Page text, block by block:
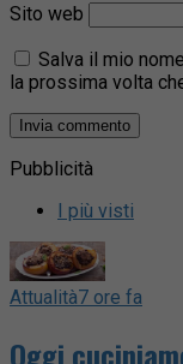
Sito web
Salva il mio
la prossima volta
Pubblicità
I più visti
Attualità7 ore fa
Oggi